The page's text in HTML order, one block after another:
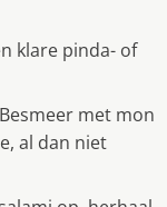
klare pinda- of
met mon
al dan niet